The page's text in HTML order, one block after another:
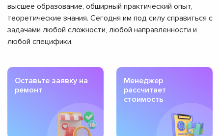
высшее образование, обширный практический опыт,
теоретические знания. Сегодня им под силу справиться с
задачами любой сложности, любой направленности и
любой специфики.
Оставьте заявку на
ремонт
Менеджер
рассчитает
стоимость